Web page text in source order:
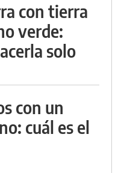
con tierra
verde:
solo
con un
cuál es el